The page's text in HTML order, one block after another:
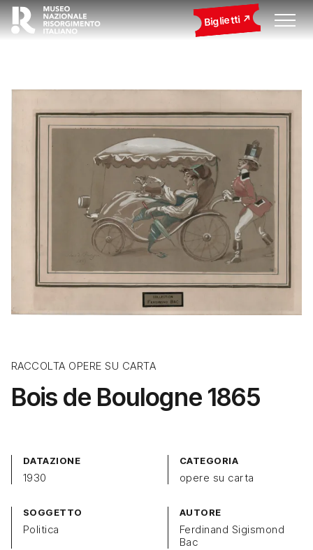
Biglietti
RACCOLTA OPERE SU CARTA
Bois de Boulogne 1865
DATAZIONE
1930
CATEGORIA
opere su carta
SOGGETTO
Politica
AUTORE
Ferdinand Sigismond
Bac